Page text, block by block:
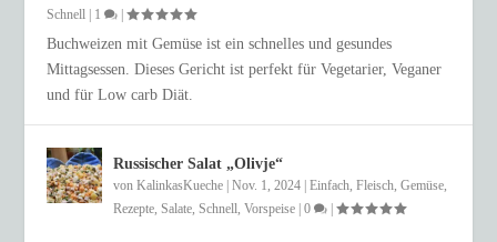
Schnell | 1 |
Buchweizen mit Gemüse ist ein schnelles und gesundes
Mittagsessen. Dieses Gericht ist perfekt für Vegetarier, Veganer
und für Low carb Diät.
Russischer Salat „Olivje“
vonKalinkasKueche |Nov. 1, 2024 |Einfach ,Fleisch ,Gemüse
Rezepte ,Salate ,Schnell ,Vorspeise |0 |